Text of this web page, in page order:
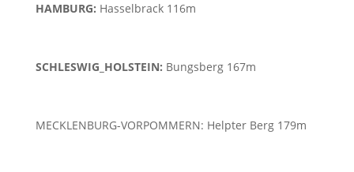
HAMBURG: Hasselbrack 116m
SCHLESWIG_HOLSTEIN: Bungsberg 167m
MECKLENBURG-VORPOMMERN: Helpter Berg 179m